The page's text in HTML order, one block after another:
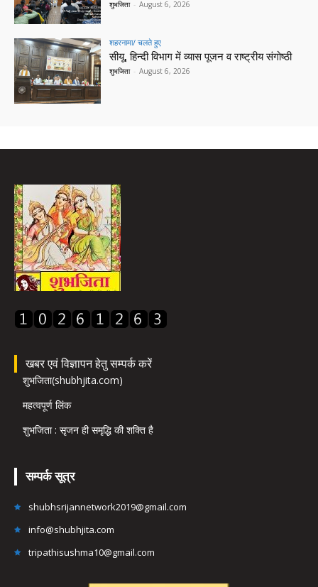
शुभजिता - August 6, 2026
शहरनामा/ चलते हुए
सीयू, हिन्दी विभाग में व्यास पूजन व राष्ट्रीय संगोष्ठी
शुभजिता - August 6, 2026
खबर एवं विज्ञापन हेतु सम्पर्क करें
शुभजिता(shubhjita.com)
महत्वपूर्ण लिंक
शुभजिता : सृजन ही समृद्धि की शक्ति है
सम्पर्क सूत्र
shubhsrijannetwork2019@gmail.com
info@shubhjita.com
tripathisushma10@gmail.com